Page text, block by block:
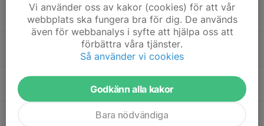
Tor
Vi använder oss av kakor (cookies) för att vår
webbplats ska fungera bra för dig. De används
även för webbanalys i syfte att hjälpa oss att
förbättra våra tjänster.
Så använder vi cookies
Godkänn alla kakor
Bara nödvändiga